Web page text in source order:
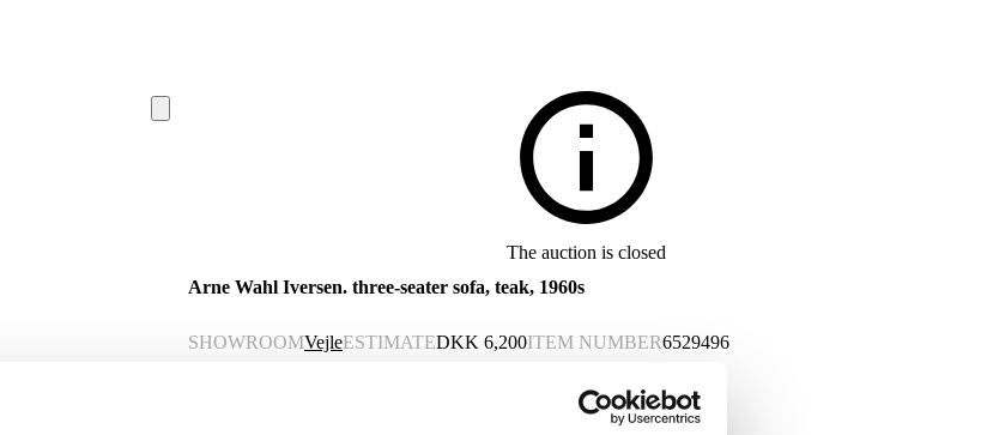
The auction is closed
Arne Wahl Iversen. three-seater sofa, teak, 1960s
SHOWROOMVejleESTIMATEDKK 6,200ITEM NUMBER6529496